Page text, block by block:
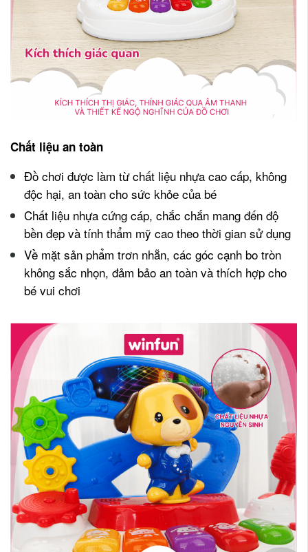
Chất liệu an toàn
Đồ chơi được làm từ chất liệu nhựa cao cấp, không
độc hại, an toàn cho sức khỏe của bé
Chất liệu nhựa cứng cáp, chắc chắn mang đến độ
bền đẹp và tính thẩm mỹ cao theo thời gian sử dụng
Về mặt sản phẩm trơn nhẵn, các góc cạnh bo tròn
không sắc nhọn, đảm bảo an toàn và thích hợp cho
bé vui chơi